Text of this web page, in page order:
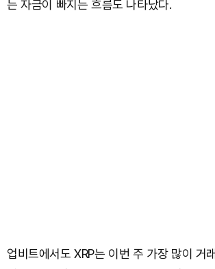
는 자금이 빠지는 흐름도 나타났다.
업비트에서도 XRP는 이번 주 가장 많이 거